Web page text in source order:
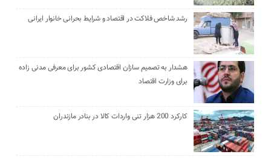
رشد شاخص فلاکت در اقتصاد و شرایط بحرانی خانوار ایرانی
هشدار به تصمیم سازان اقتصادی کشور برای معرفی مدنی زاده
برای وزارت اقتصاد
کارکرد 200 هزار تنی واردات کالا در بنادر مازندران